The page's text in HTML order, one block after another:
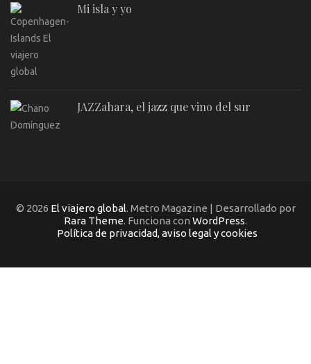
Mi isla y yo
JAZZahara, el jazz que vino del sur
© 2026 El viajero global. Metro Magazine | Desarrollado por
Rara Theme. Funciona con WordPress.
Política de privacidad, aviso legal y cookies